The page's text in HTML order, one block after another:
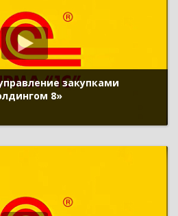
закупками
8»